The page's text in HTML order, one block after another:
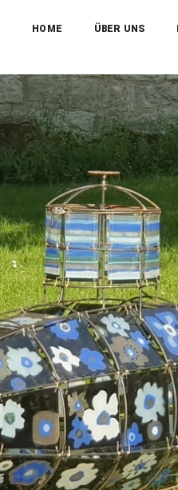
HOME ÜBER UNS